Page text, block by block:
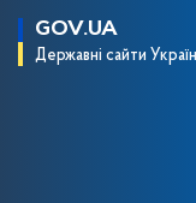
GOV.UA
Державні сайти